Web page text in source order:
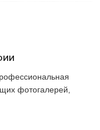
фотогалерей,